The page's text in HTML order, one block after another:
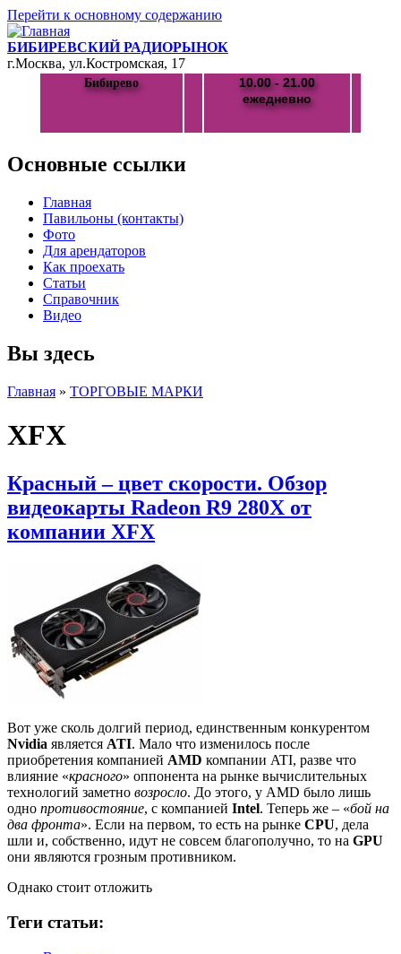
Перейти к основному содержанию
БИБИРЕВСКИЙ РАДИОРЫНОК
г.Москва, ул.Костромская, 17
Бибирево
10.00 - 21.00
ежедневно
Основные ссылки
Главная
Павильоны (контакты)
Фото
Для арендаторов
Как проехать
Статьи
Справочник
Видео
Вы здесь
Главная » ТОРГОВЫЕ МАРКИ
XFX
Красный – цвет скорости. Обзор
видеокарты Radeon R9 280X от
компании XFX
Вот уже сколь долгий период, единственным конкурентом
Nvidia является ATI. Мало что изменилось после
приобретения компанией AMD компании ATI, разве что
влияние «красного» оппонента на рынке вычислительных
технологий заметно возросло. До этого, у AMD было лишь
одно противостояние, с компанией Intel. Теперь же – «бой на
два фронта». Если на первом, то есть на рынке CPU, дела
шли и, собственно, идут не совсем благополучно, то на GPU
они являются грозным противником.
Однако стоит отложить
Теги статьи: